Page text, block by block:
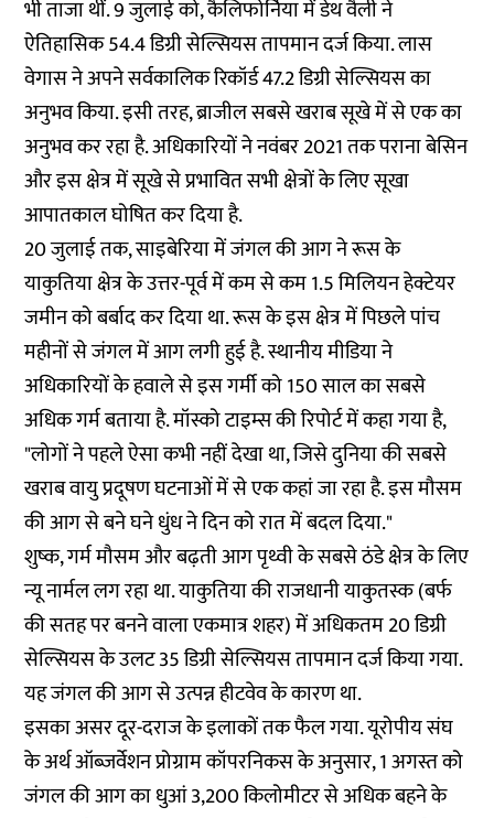
भी ताजा थीं. 9 जुलाई को, कैलिफोर्निया में डेथ वैली ने
ऐतिहासिक 54.4 डिग्री सेल्सियस तापमान दर्ज किया. लास
वेगास ने अपने सर्वकालिक रिकॉर्ड 47.2 डिग्री सेल्सियस का
अनुभव किया. इसी तरह, ब्राजील सबसे खराब सूखे में से एक का
अनुभव कर रहा है. अधिकारियों ने नवंबर 2021 तक पराना बेसिन
और इस क्षेत्र में सूखे से प्रभावित सभी क्षेत्रों के लिए सूखा
आपातकाल घोषित कर दिया है.
20 जुलाई तक, साइबेरिया में जंगल की आग ने रूस के
याकुतिया क्षेत्र के उत्तर-पूर्व में कम से कम 1.5 मिलियन हेक्टेयर
जमीन को बर्बाद कर दिया था. रूस के इस क्षेत्र में पिछले पांच
महीनों से जंगल में आग लगी हुई है. स्थानीय मीडिया ने
अधिकारियों के हवाले से इस गर्मी को 150 साल का सबसे
अधिक गर्म बताया है. मॉस्को टाइम्स की रिपोर्ट में कहा गया है,
"लोगों ने पहले ऐसा कभी नहीं देखा था, जिसे दुनिया की सबसे
खराब वायु प्रदूषण घटनाओं में से एक कहां जा रहा है. इस मौसम
की आग से बने घने धुंध ने दिन को रात में बदल दिया."
शुष्क, गर्म मौसम और बढ़ती आग पृथ्वी के सबसे ठंडे क्षेत्र के लिए
न्यू नार्मल लग रहा था. याकुतिया की राजधानी याकुतस्क (बर्फ
की सतह पर बनने वाला एकमात्र शहर) में अधिकतम 20 डिग्री
सेल्सियस के उलट 35 डिग्री सेल्सियस तापमान दर्ज किया गया.
यह जंगल की आग से उत्पन्न हीटवेव के कारण था.
इसका असर दूर-दराज के इलाकों तक फैल गया. यूरोपीय संघ
के अर्थ ऑब्जर्वेशन प्रोग्राम कॉपरनिकस के अनुसार, 1 अगस्त को
जंगल की आग का धुआं 3,200 किलोमीटर से अधिक बहने के